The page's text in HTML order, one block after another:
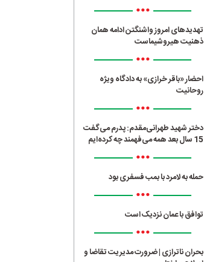
•••
تهدیدهای امروز واشنگتن ادامه همان
ذهنیت هیروشیماست
•••
احضار «باقر خرازی» به دادگاه ویژه
روحانیت
•••
دختر شهید طهرانی‌مقدم: پدرم می‌گفت
15 سال بعد همه می‌فهمند چه کرده‌ایم
•••
حمله به لامرد با بمب فسفری بود
•••
توافق با عمان نزدیک است
•••
بحران ناترازی | ضرورت مدیریت تقاضا و